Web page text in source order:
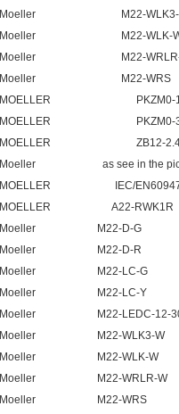
Moeller M22-WLK3-
Moeller M22-WLK-
Moeller M22-WRLR-
Moeller M22-WRS
MOELLER PKZM0-
MOELLER PKZM0-
MOELLER ZB12-2.4
Moeller as see in the
MOELLER IEC/EN60947/
MOELLER A22-RWK1R
Moeller M22-D-G
Moeller M22-D-R
Moeller M22-LC-G
Moeller M22-LC-Y
Moeller M22-LEDC-12-
Moeller M22-WLK3-W
Moeller M22-WLK-W
Moeller M22-WRLR-W
Moeller M22-WRS